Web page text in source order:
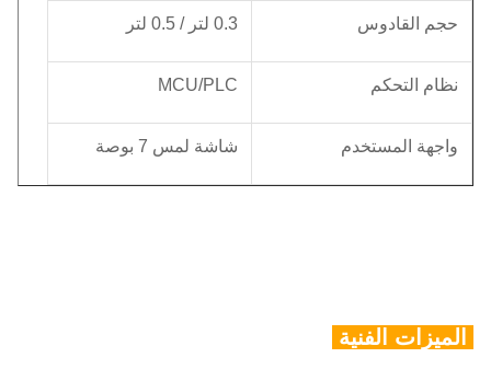
حجم القادوس 0.3 لتر / 0.5 لتر
نظام التحكم MCU/PLC
واجهة المستخدم شاشة لمس 7 بوصة
الميزات الفنية